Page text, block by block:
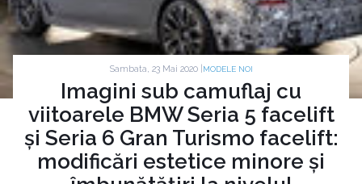
Sambata, 23 Mai 2020 | MODELE NOI
Imagini sub camuflaj cu
viitoarele BMW Seria 5 facelift
și Seria 6 Gran Turismo facelift:
modificări estetice minore și